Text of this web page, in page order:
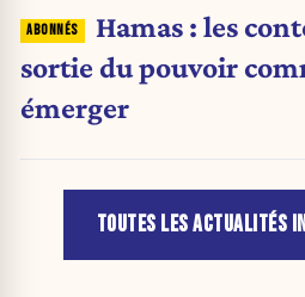
Hamas : les
sortie du pouvoir
émerger
TOUTES LES ACTUALITÉS